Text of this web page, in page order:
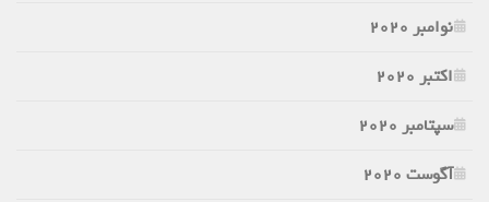
نوامبر 2020
اکتبر 2020
سپتامبر 2020
آگوست 2020